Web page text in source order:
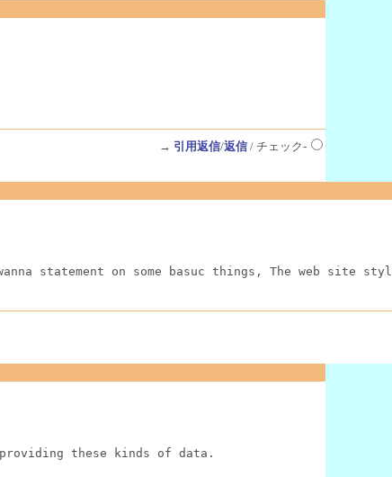
→ 引用返信/返信/ チェック-
statement on some basuc things, The web
these kinds of data.